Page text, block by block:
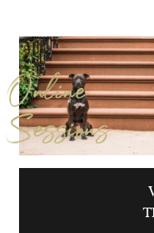
Online
Sessions